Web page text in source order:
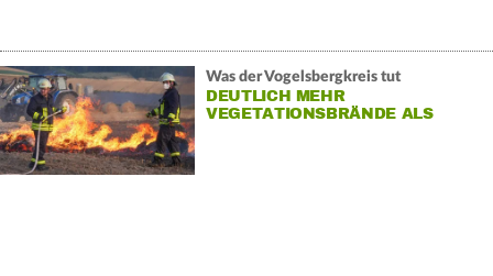
Was der Vogelsbergkreis tut
DEUTLICH MEHR
VEGETATIONSBRÄNDE ALS